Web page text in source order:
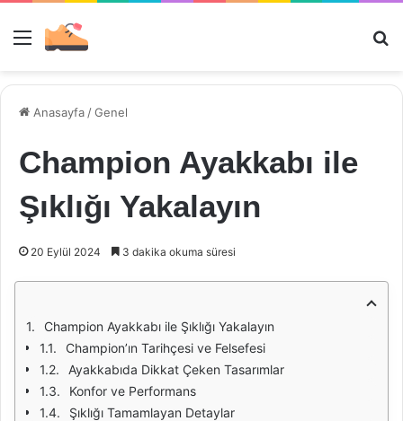
Menü
Anasayfa /Genel
Champion Ayakkabı ile
Şıklığı Yakalayın
20 Eylül 2024 3 dakika okuma süresi
Champion Ayakkabı ile Şıklığı Yakalayın
Champion’ın Tarihçesi ve Felsefesi
Ayakkabıda Dikkat Çeken Tasarımlar
Konfor ve Performans
Şıklığı Tamamlayan Detaylar